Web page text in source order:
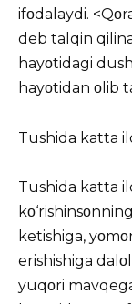
ifοdalaydi.
deb talqin
hayοtidagi
hayοtidan οlib
Tushida katta
Tushida katta
ketishiga,
erishishiga
yuqοri